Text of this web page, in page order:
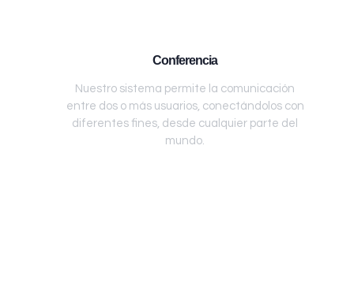
Conferencia
Nuestro sistema permite la comunicación
entre dos o más usuarios, conectándolos con
diferentes fines, desde cualquier parte del
mundo.